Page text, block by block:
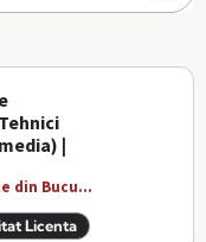
|
din Bucu...
Licenta